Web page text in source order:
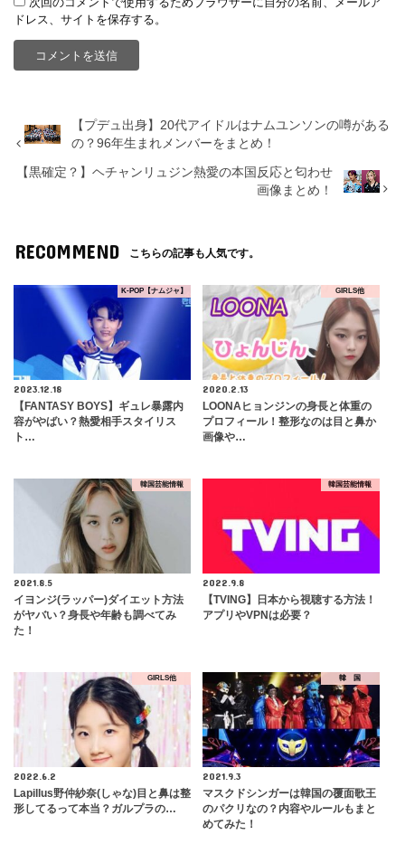
ドレス、サイトを保存する。
【プデュ出身】20代アイドルはナムユンソンの噂がある
の？96年生まれメンバーをまとめ！
【黒確定？】ヘチャンリュジン熱愛の本国反応と匂わせ
画像まとめ！
RECOMMEND こちらの記事も人気です。
K-POP【ナムジャ】
2023.12.18
【FANTASY BOYS】ギュレ暴露内
容がやばい？熱愛相手スタイリス
ト…
GIRLS他
2020.2.13
LOONAヒョンジンの身長と体重の
プロフィール！整形なのは目と鼻か
画像や…
韓国芸能情報
2021.8.5
イヨンジ(ラッパー)ダイエット方法
がヤバい？身長や年齢も調べてみ
た！
韓国芸能情報
2022.9.8
【TVING】日本から視聴する方法！
アプリやVPNは必要？
GIRLS他
2022.6.2
Lapillus野仲紗奈(しゃな)目と鼻は整
形してるって本当？ガルプラの…
韓 国
2021.9.3
マスクドシンガーは韓国の覆面歌王
のパクリなの？内容やルールもまと
めてみた！